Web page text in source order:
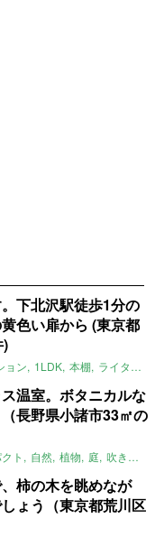
下北沢駅徒歩1分の
色い扉から (東京都
ョン 1LDK 本棚 ライター：ほしりょうこ
温室。ボタニカルな
長野県小諸市33㎡の
ト 自然 植物 庭 吹き抜け
柿の木を眺めなが
ょう（東京都荒川区